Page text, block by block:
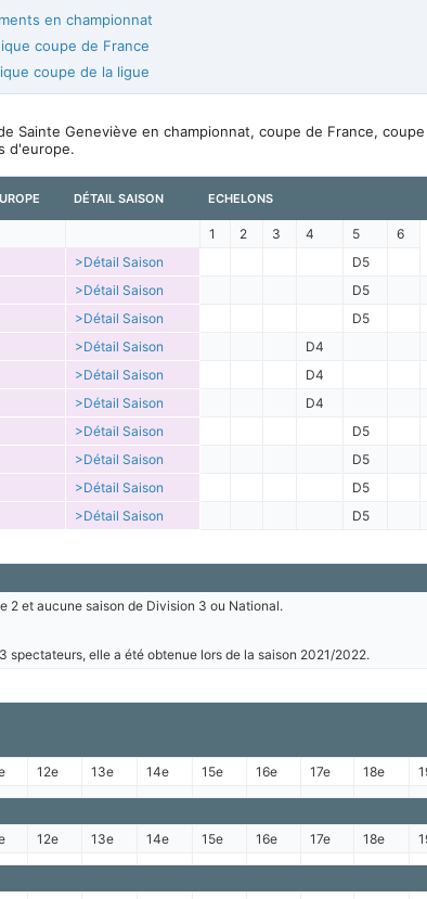
en championnat
coupe de France
coupe de la ligue
Sainte Geneviève en championnat, coupe de France,
d'europe.
DÉTAIL SAISON ECHELONS
1 2 3 4 5
6
>Détail Saison
D5
>Détail Saison
D5
>Détail Saison
D5
>Détail Saison
D4
>Détail Saison
D4
>Détail Saison
D4
>Détail Saison
D5
>Détail Saison
D5
>Détail Saison
D5
>Détail Saison D5
2 et aucune saison de Division 3 ou National.
elle a été obtenue lors de la saison 2021/2022.
12e 13e 14e 15e 16e 17e 18e
12e 13e 14e 15e 16e 17e 18e